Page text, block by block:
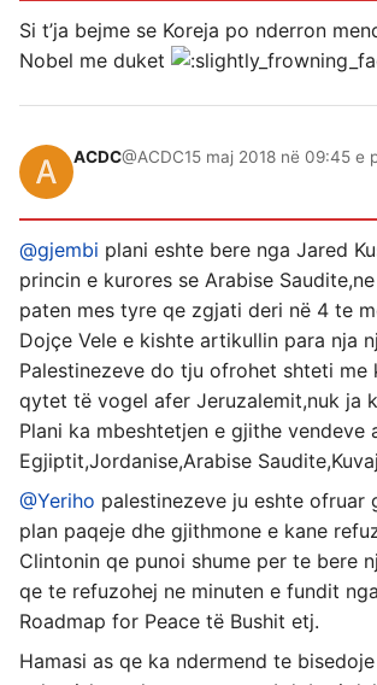
Si t’ja bejme se Koreja po nderron
Nobel me duket
ACDC@ACDC15 maj 2018 në 09:45 e
@gjembi plani eshte bere nga Jared
princin e kurores se Arabise
paten mes tyre qe zgjati deri në 4 te
Dojçe Vele e kishte artikullin para nja
Palestinezeve do tju ofrohet shteti me
qytet të vogel afer Jeruzalemit,nuk ja
Plani ka mbeshtetjen e gjithe vendeve
Egjiptit,Jordanise,Arabise
@Yeriho palestinezeve ju eshte ofruar
plan paqeje dhe gjithmone e kane
Clintonin qe punoi shume per te bere
qe te refuzohej ne minuten e fundit
Roadmap for Peace të Bushit etj.
Hamasi as qe ka ndermend te